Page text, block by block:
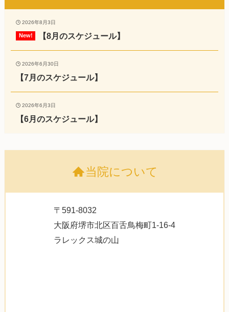
2026年8月3日
【8月のスケジュール】
2026年6月30日
【7月のスケジュール】
2026年6月3日
【6月のスケジュール】
当院について
〒591-8032
大阪府堺市北区百舌鳥梅町1-16-4
ラレックス城の山